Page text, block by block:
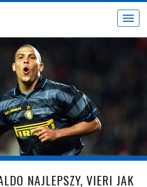
Toggle
NAJLEPSZY, VIERI JAK